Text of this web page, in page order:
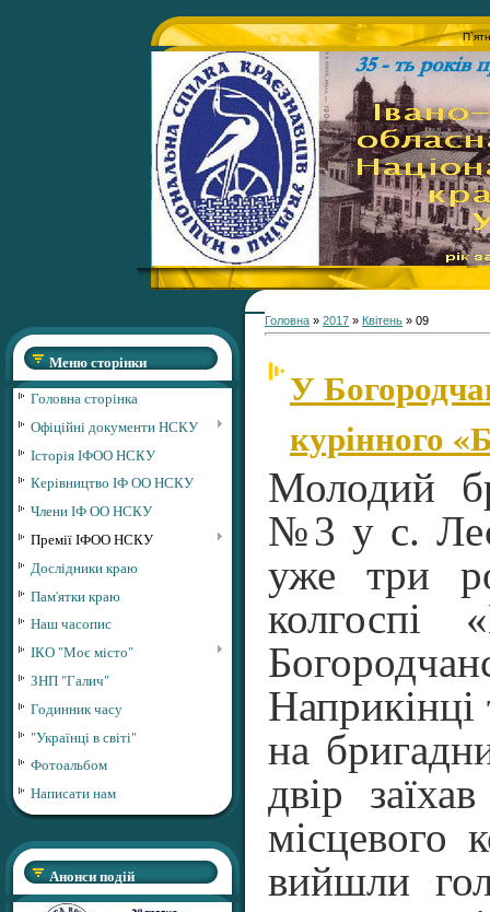
Меню сторінки
Головна сторінка
Офіційні документи НСКУ
Історія ІФОО НСКУ
Керівництво ІФ ОО НСКУ
Члени ІФ ОО НСКУ
Премії ІФОО НСКУ
Дослідники краю
Пам'ятки краю
Наш часопис
ІКО "Моє місто"
ЗНП "Галич"
Годинник часу
"Українці в світі"
Фотоальбом
Написати нам
Анонси подій
Головна » 2017 » Квітень » 09
У
курінного
Молодий
№3 у с.
уже три
колгоспі
на
двір
місцевого
вийшли